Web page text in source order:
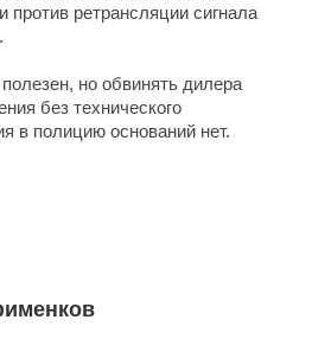
против ретрансляции сигнала
но обвинять дилера
без технического
в полицию оснований нет.